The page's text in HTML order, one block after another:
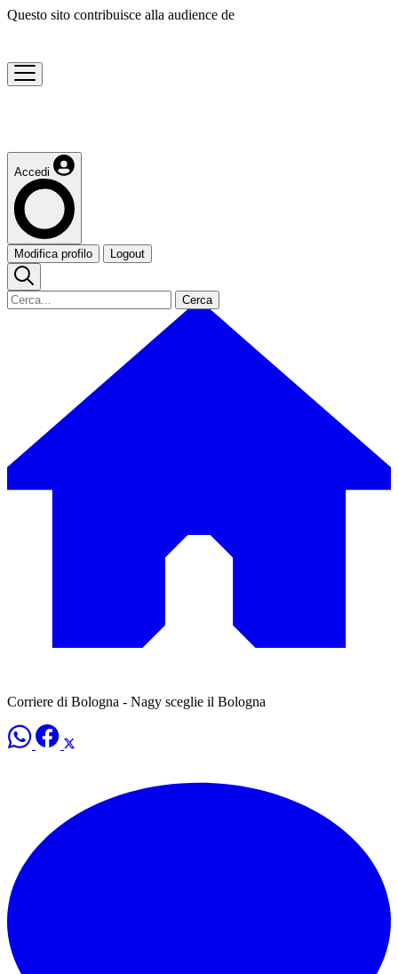
Questo sito contribuisce alla audience de
Accedi
Modifica profilo Logout
Cerca
Corriere di Bologna - Nagy sceglie il Bologna